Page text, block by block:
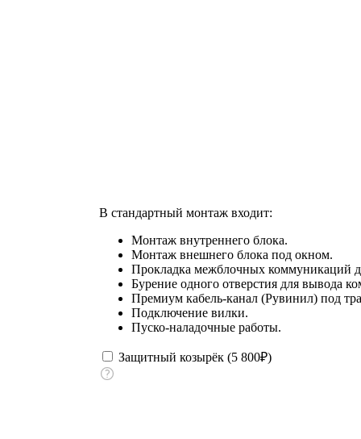
В стандартный монтаж входит:
Монтаж внутреннего блока.
Монтаж внешнего блока под окном.
Прокладка межблочных коммуникаций
Бурение одного отверстия для вывода
Премиум кабель-канал (Рувинил) под
Подключение вилки.
Пуско-наладочные работы.
Защитный козырёк (5 800₽)